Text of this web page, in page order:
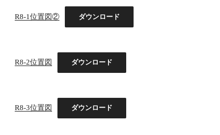
R8-1位置図② ダウンロード
R8-2位置図 ダウンロード
R8-3位置図 ダウンロード